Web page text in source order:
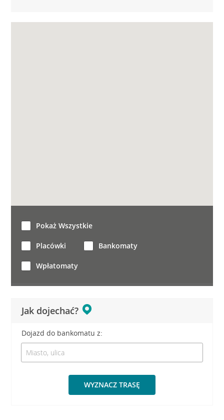
Jak dojechać?
Dojazd do bankomatu z:
WYZNACZ TRASĘ
Pokaż Wszystkie
Placówki Bankomaty
Wpłatomaty